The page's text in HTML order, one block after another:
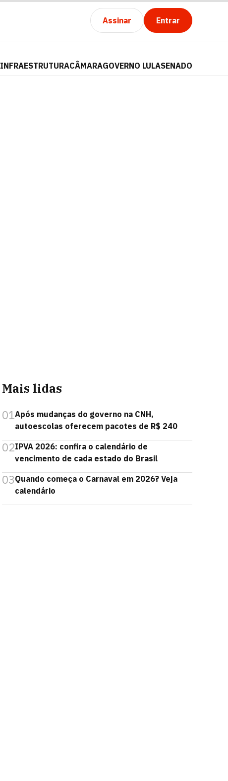
Assinar Entrar
INFRAESTRUTURACÂMARAGOVERNO LULASENADO
Mais lidas
01Após mudanças do governo na CNH,
autoescolas oferecem pacotes de R$ 240
02IPVA 2026: confira o calendário de
vencimento de cada estado do Brasil
03Quando começa o Carnaval em 2026? Veja
calendário